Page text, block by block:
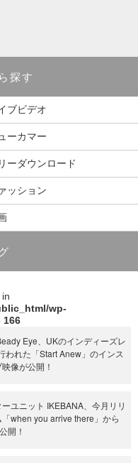
探す
ブビデオ
ーカマー
ーダウンロード
ッション
wp-
166
Eye、UKのインディーズレ
われた「Start Anew」のインス
像が公開！
ユニット IKEBANA、今月リリ
when you arrive there」から
開！